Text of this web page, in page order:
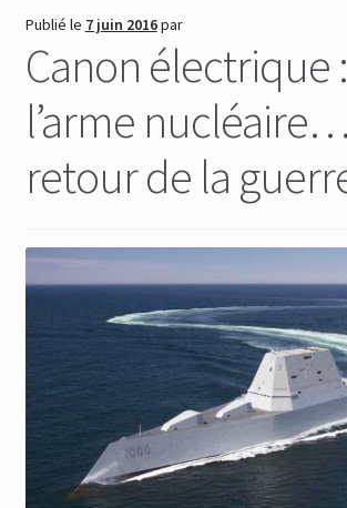
Auteurs
Actualités
Contact
Commande
Publié le 7 juin 2016par
Canon électrique
l’arme
retour de la